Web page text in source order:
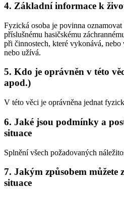
4. Základní informace k
Fyzická osoba je povinna
příslušnému hasičskému
při činnostech, které vykonává,
nebo užívá.
5. Kdo je oprávněn v této
apod.)
V této věci je oprávněna jednat
6. Jaké jsou podmínky a
situace
Splnění všech požadovaných
7. Jakým způsobem můžete
situace